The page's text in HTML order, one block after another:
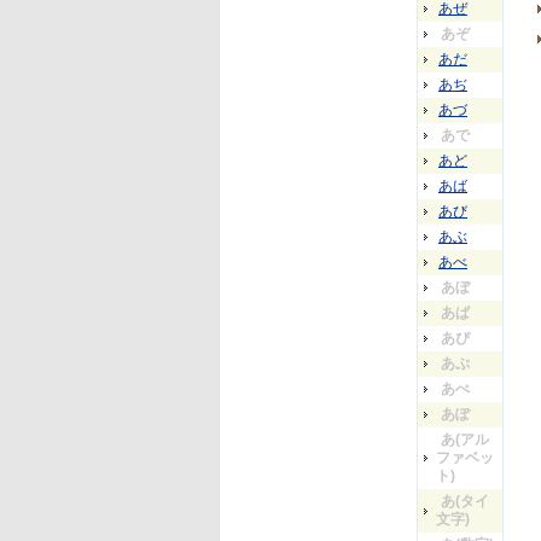
あぜ
あぞ
あだ
あぢ
あづ
あで
あど
あば
あび
あぶ
あべ
あぼ
あぱ
あぴ
あぷ
あぺ
あぽ
あ(アル
ファベッ
ト)
あ(タイ
文字)